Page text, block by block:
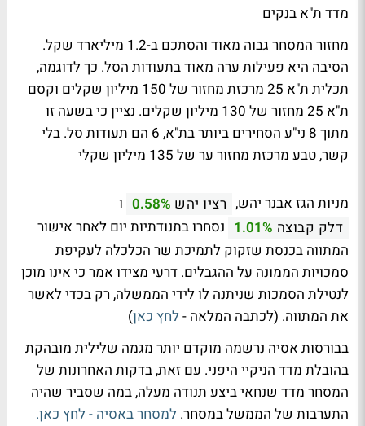
מדד ת"א בנקים
מחזור המסחר גבוה מאוד והסתכם ב-1.2 מיליארד שקל.
הסיבה היא פעילות ערה מאוד בתעודות הסל. כך לדוגמה,
תכלית ת"א 25 מרכזת מחזור של 150 מיליון שקלים וקסם
ת"א 25 מחזור של 130 מיליון שקלים. נציין כי בשעה זו
מתוך 8 ני"ע הסחירים ביותר בת"א, 6 הם תעודות סל. בלי
קשר, טבע מרכזת מחזור ער של 135 מיליון שקלי
מניות הגז אבנר יהש, רציו יהש 0.58% ו
דלק קבוצה 1.01% נסחרו בתנודתיות יום לאחר אישור
המתווה בכנסת שזקוק לתמיכת שר הכלכלה לעקיפת
סמכויות הממונה על ההגבלים. דרעי מצידו אמר כי אינו מוכן
לנטילת הסמכות שניתנה לו לידי הממשלה, רק בכדי לאשר
את המתווה. (לכתבה המלאה - לחץ כאן)
בבורסות אסיה נרשמה מוקדם יותר מגמה שלילית מובהקת
בהובלת מדד הניקיי היפני. עם זאת, בדקות האחרונות של
המסחר מדד שנחאי ביצע תנודה מעלה, במה שסביר שהיה
התערבות של הממשל במסחר. למסחר באסיה - לחץ כאן.